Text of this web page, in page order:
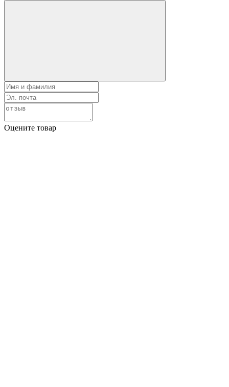
Оцените товар